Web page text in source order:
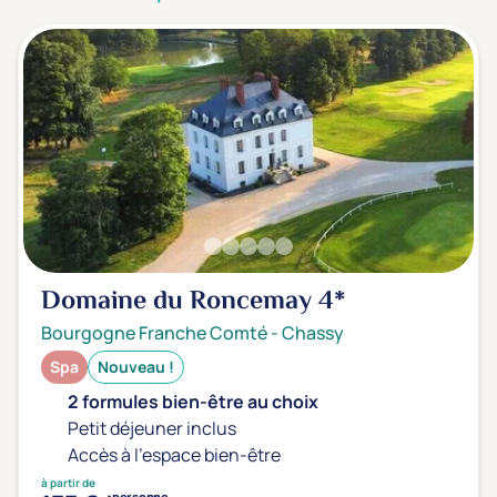
Note de nos clients
D'après notre partenaire Avis-Vérifiés
Parfait: 4.5+
Excellent: 4+
(1)
Très bien: 3.5+
(0)
Bord de mer
Ville
Montagne
Campagne
Domaine du Roncemay4*
Bourgogne Franche Comté-Chassy
Spa Nouveau !
2 formules bien-être au choix
Petit déjeuner inclus
Accès à l'espace bien-être
à partir de